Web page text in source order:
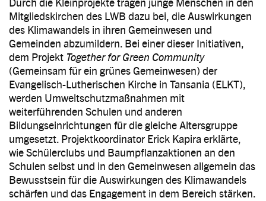
Mitgliedskirchen des LWB dazu bei, die Auswirkungen
des Klimawandels in ihren Gemeinwesen und
Gemeinden abzumildern. Bei einer dieser Initiativen,
dem Projekt Together for Green Community
(Gemeinsam für ein grünes Gemeinwesen) der
Evangelisch-Lutherischen Kirche in Tansania (ELKT),
werden Umweltschutzmaßnahmen mit
weiterführenden Schulen und anderen
Bildungseinrichtungen für die gleiche Altersgruppe
umgesetzt. Projektkoordinator Erick Kapira erklärte,
wie Schülerclubs und Baumpflanzaktionen an den
Schulen selbst und in den Gemeinwesen allgemein das
Bewusstsein für die Auswirkungen des Klimawandels
schärfen und das Engagement in dem Bereich stärken.